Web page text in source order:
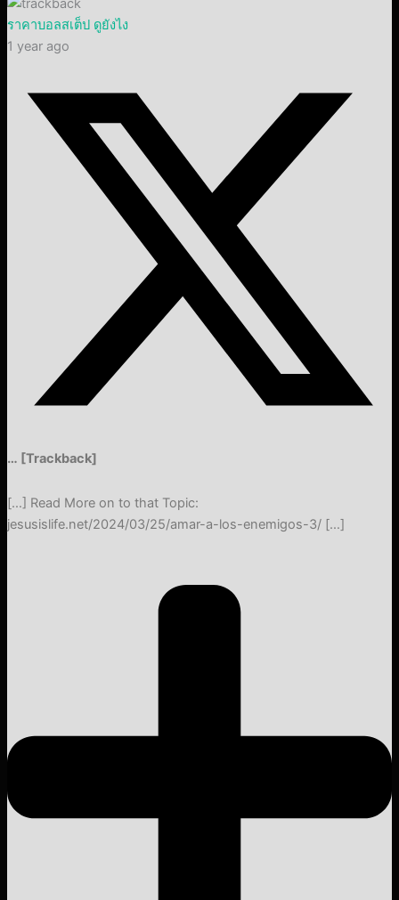
ราคาบอลสเต็ป ดูยังไง
1 year ago
… [Trackback]
[…] Read More on to that Topic:
jesusislife.net/2024/03/25/amar-a-los-enemigos-3/ […]